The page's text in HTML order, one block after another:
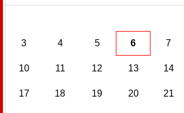
3 4 5 6 7
10 11 12 13 14
17 18 19 20 21